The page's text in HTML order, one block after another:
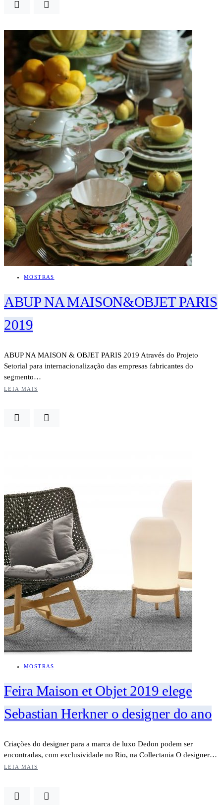
MOSTRAS
ABUP NA MAISON&OBJET PARIS
2019
ABUP NA MAISON & OBJET PARIS 2019 Através do Projeto
Setorial para internacionalização das empresas fabricantes do
segmento…
LEIA MAIS
MOSTRAS
Feira Maison et Objet 2019 elege
Sebastian Herkner o designer do ano
Criações do designer para a marca de luxo Dedon podem ser
encontradas, com exclusividade no Rio, na Collectania O designer…
LEIA MAIS